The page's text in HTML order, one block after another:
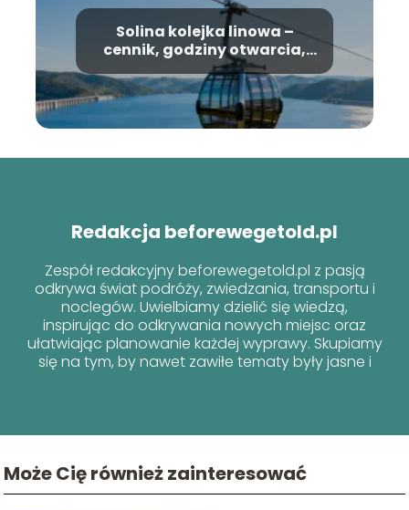
Solina kolejka linowa –
cennik, godziny otwarcia,
informacje
Redakcja beforewegetold.pl
Zespół redakcyjny beforewegetold.pl z pasją
odkrywa świat podróży, zwiedzania, transportu i
noclegów. Uwielbiamy dzielić się wiedzą,
inspirując do odkrywania nowych miejsc oraz
ułatwiając planowanie każdej wyprawy. Skupiamy
się na tym, by nawet zawiłe tematy były jasne i
Może Cię również zainteresować